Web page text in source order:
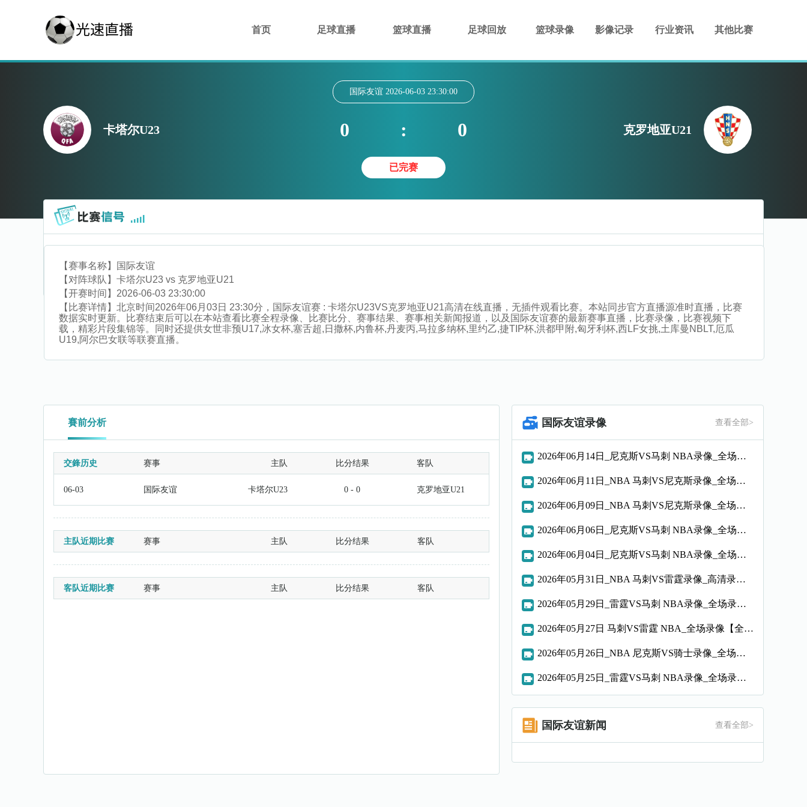
首页 足球直播 篮球直播 足球回放 篮球录像 影像记录 行业资讯 其他比赛
卡塔尔U23
国际友谊 2026-06-03 23:30:00
0 : 0
已完赛
克罗地亚U21
【赛事名称】
国际友谊
【对阵球队】 卡塔尔U23 vs 克罗地亚U21
【开赛时间】 2026-06-03 23:30:00
【比赛详情】 北京时间2026年06月03日 23:30分，国际友谊赛 : 卡塔尔U23VS克罗地亚U21高清在线直播，无插件观看比赛。本站同步官方直播源准时直播，比赛
数据实时更新。比赛结束后可以在本站查看比赛全程录像、比赛比分、赛事结果、赛事相关新闻报道，以及国际友谊赛的最新赛事直播，比赛录像，比赛视频下
载，精彩片段集锦等。同时还提供女世非预U17,冰女杯,塞舌超,日撒杯,内鲁杯,丹麦丙,马拉多纳杯,里约乙,捷TIP杯,洪都甲附,匈牙利杯,西LF女挑,土库曼NBLT,厄瓜
U19,阿尔巴女联等联赛直播。
賽前分析
交鋒历史 赛事 主队 比分结果 客队
06-03 国际友谊 卡塔尔U23 0 - 0 克罗地亚U21
主队近期比赛 赛事 主队 比分结果 客队
客队近期比赛 赛事 主队 比分结果 客队
国际友谊录像 查看全部>
2026年06月14日_尼克斯VS马刺 NBA录像_全场录像【高清回放】
2026年06月11日_NBA 马刺VS尼克斯录像_全场录像【高清回放】
2026年06月09日_NBA 马刺VS尼克斯录像_全场录像【全场回放】
2026年06月06日_尼克斯VS马刺 NBA录像_全场录像【全场回放】
2026年06月04日_尼克斯VS马刺 NBA录像_全场录像【全场回放】
2026年05月31日_NBA 马刺VS雷霆录像_高清录像【全场回放】
2026年05月29日_雷霆VS马刺 NBA录像_全场录像【高清回放】
2026年05月27日 马刺VS雷霆 NBA_全场录像【全场回放】
2026年05月26日_NBA 尼克斯VS骑士录像_全场录像【全场回放】
2026年05月25日_雷霆VS马刺 NBA录像_全场录像【高清回放】
国际友谊新闻 查看全部>